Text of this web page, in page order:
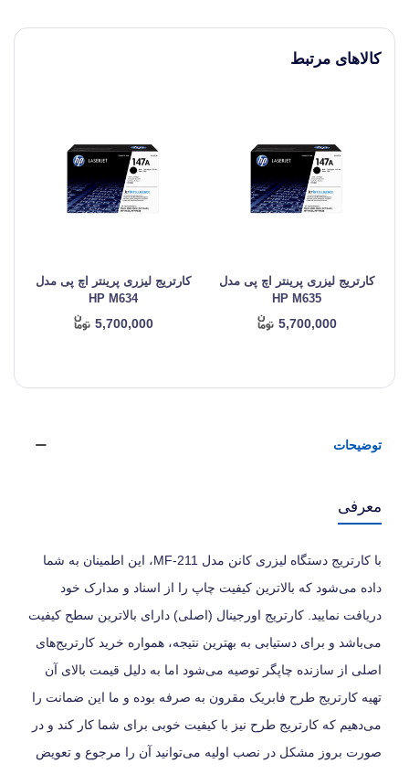
کالاهای مرتبط
کارتریج لیزری پرینتر اچ پی مدل
HP M635
5,700,000
کارتریج لیزری پرینتر اچ پی مدل
HP M634
5,700,000
توضیحات
معرفی
با کارتریج دستگاه لیزری کانن مدل MF-211، این اطمینان به شما
داده می‌شود که بالاترین کیفیت چاپ را از اسناد و مدارک خود
دریافت نمایید. کارتریج اورجینال (اصلی) دارای بالاترین سطح کیفیت
می‌باشد و برای دستیابی به بهترین نتیجه، همواره خرید کارتریج‌های
اصلی از سازنده چاپگر توصیه می‌شود اما به دلیل قیمت بالای آن
تهیه کارتریج طرح فابریک مقرون به صرفه بوده و ما این ضمانت را
می‌دهیم که کارتریج طرح نیز با کیفیت خوبی برای شما کار کند و در
صورت بروز مشکل در نصب اولیه می‌توانید آن را مرجوع و تعویض